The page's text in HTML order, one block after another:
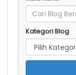
Kategori Blog